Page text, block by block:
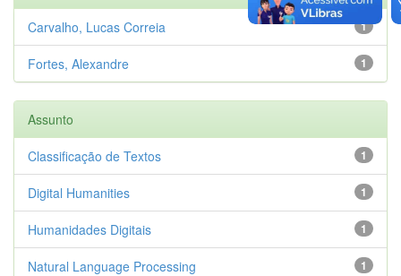
1
Carvalho, Lucas Correia
1
Fortes, Alexandre
Assunto
1
Classificação de Textos
1
Digital Humanities
1
Humanidades Digitais
1
Natural Language Processing